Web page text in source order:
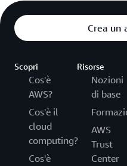
Crea un
Scopri
Cos'è
AWS?
Cos'è il
cloud
computing?
Cos'è
Risorse
Nozioni
di base
AWS
Trust
Center